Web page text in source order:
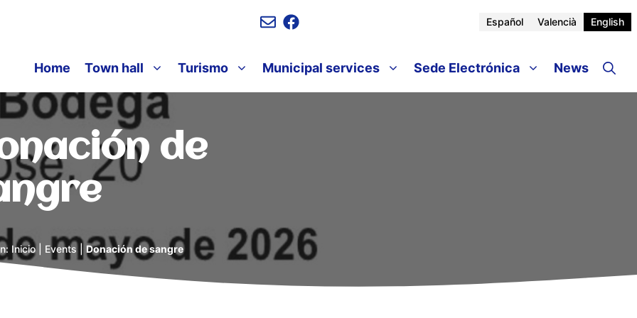
Español Valencià English
Home Town hall Turismo Municipal services Sede Electrónica News
de
Inicio| Events Donación de sangre